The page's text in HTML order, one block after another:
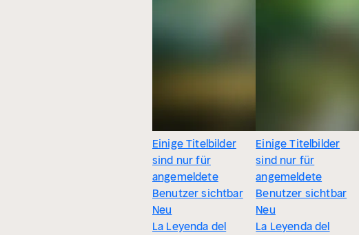
Einige Titelbilder
sind nur für
angemeldete
Benutzer sichtbar
Neu
La Leyenda del
Einige Titelbilder
sind nur für
angemeldete
Benutzer sichtbar
Neu
La Leyenda del